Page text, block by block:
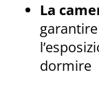
La
dormire